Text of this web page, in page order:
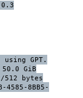
GPT.
GiB
bytes
8BB5-